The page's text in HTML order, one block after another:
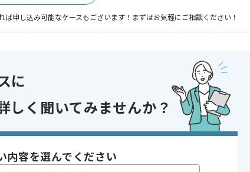
申し込み可能なケースもございます！まずはお気軽にご相談ください！
に
しく聞いてみませんか？
内容を選んでください